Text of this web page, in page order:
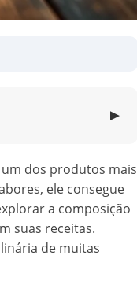
▼
dos produtos mais
ele consegue
a composição
suas receitas.
de muitas